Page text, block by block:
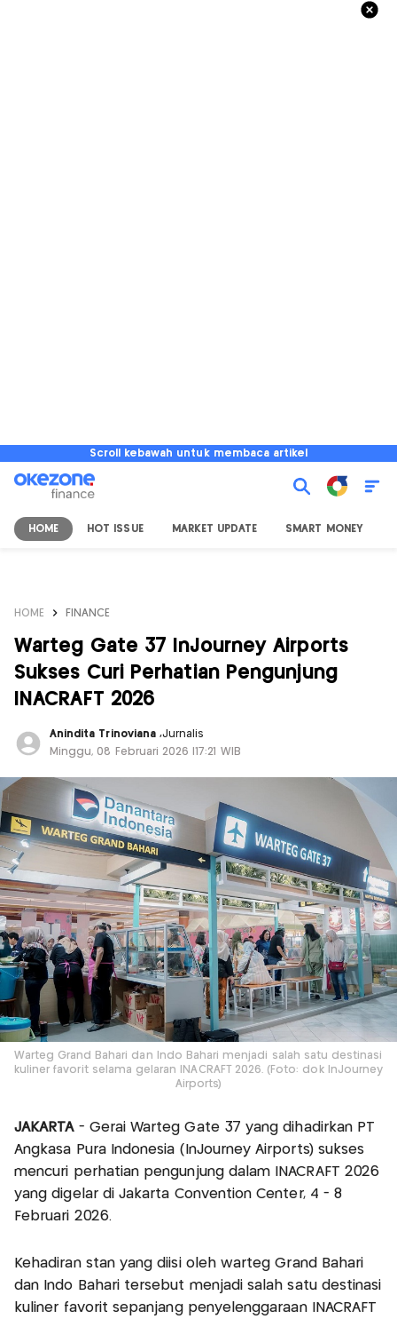
Scroll kebawah untuk membaca artikel
HOME HOT ISSUE MARKET UPDATE SMART MONEY
HOME FINANCE
Warteg Gate 37 InJourney Airports
Sukses Curi Perhatian Pengunjung
INACRAFT 2026
Anindita Trinoviana ,Jurnalis
Minggu, 08 Februari 2026 |17:21 WIB
Warteg Grand Bahari dan Indo Bahari menjadi salah satu destinasi
kuliner favorit selama gelaran INACRAFT 2026. (Foto: dok InJourney
Airports)
JAKARTA- Gerai Warteg Gate 37 yang dihadirkan PT
Angkasa Pura Indonesia (InJourney Airports) sukses
mencuri perhatian pengunjung dalam INACRAFT 2026
yang digelar di Jakarta Convention Center, 4 - 8
Februari 2026.
Kehadiran stan yang diisi oleh warteg Grand Bahari
dan Indo Bahari tersebut menjadi salah satu destinasi
kuliner favorit sepanjang penyelenggaraan INACRAFT